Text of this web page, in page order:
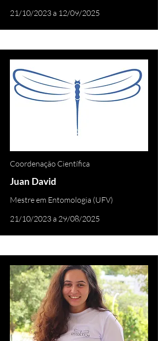
21/10/2023 a 12/09/2025
Coordenação Científica
Juan David
Mestre em Entomologia (UFV)
21/10/2023 a 29/08/2025